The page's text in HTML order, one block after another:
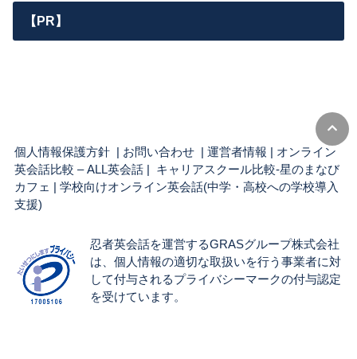
【PR】
個人情報保護方針| お問い合わせ| 運営者情報
オンライン
英会話比較 – ALL英会話| キャリアスクール比較-星のまなび
カフェ | 学校向けオンライン英会話(中学・高校への学校導入
支援)
忍者英会話を運営するGRASグループ株式会社
は、個人情報の適切な取扱いを行う事業者に対
して付与されるプライバシーマークの付与認定
を受けています。